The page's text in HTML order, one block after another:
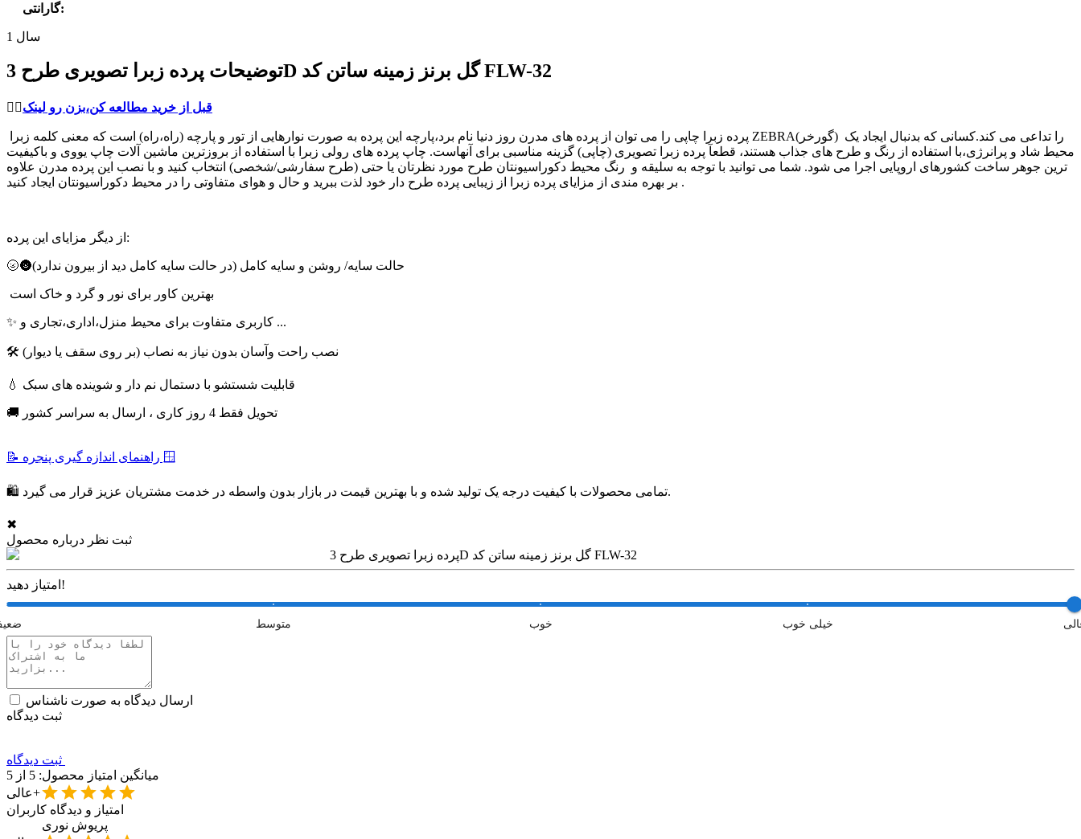
گارانتی:
1 سال
توضیحات پرده زبرا تصویری طرح 3D گل برنز زمینه ساتن کد FLW-32
👈🏻قبل از خرید مطالعه کن،بزن رو لینک
محیط شاد و پرانرژی،با استفاده از رنگ و طرح های جذاب هستند، قطعآ پرده زبرا تصویری (چاپی) گزینه مناسبی برای آنهاست. چاپ پرده های رولی زبرا با استفاده از بروزترین ماشین آلات چاپ یووی و باکیفیت
ترین جوهر ساخت کشورهای اروپایی اجرا می شود. شما می توانید با توجه به سلیقه و رنگ محیط دکوراسیونتان طرح مورد نظرتان یا حتی (طرح سفارشی/شخصی) انتخاب کنید و با نصب این پرده مدرن علاوه
بر بهره مندی از مزایای پرده زبرا از زیبایی پرده طرح دار خود لذت ببرید و حال و هوای متفاوتی را در محیط دکوراسیونتان ایجاد کنید.
از دیگر مزایای این پرده:
🌝🌚حالت سایه/ روشن و سایه کامل (در حالت سایه کامل دید از بیرون ندارد)
✨ کاربری متفاوت برای محیط منزل،اداری،تجاری و ...
🛠 نصب راحت وآسان بدون نیاز به نصاب (بر روی سقف یا دیوار)
💧 قابلیت شستشو با دستمال نم دار و شوینده های سبک
🚚 تحویل فقط 4 روز کاری ، ارسال به سراسر کشور
📝 راهنمای اندازه گیری پنجره 🪟
🛍 تمامی محصولات با کیفیت درجه یک تولید شده و با بهترین قیمت در بازار بدون واسطه در خدمت مشتریان عزیز قرار می گیرد.
✖
ثبت نظر درباره محصول
پرده زبرا تصویری طرح 3D گل برنز زمینه ساتن کد FLW-32
امتیاز دهید!
متوسط خوب خیلی خوب
ارسال دیدگاه به صورت ناشناس
ثبت دیدگاه
میانگین امتیاز محصول: 5 از 5
عالی+
امتیاز و دیدگاه کاربران
پریوش نوری